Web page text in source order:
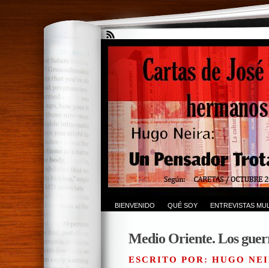
BIENVENIDO QUÉ SOY ENTREVISTAS
Medio Oriente. Los
ESCRITO POR: HUGO